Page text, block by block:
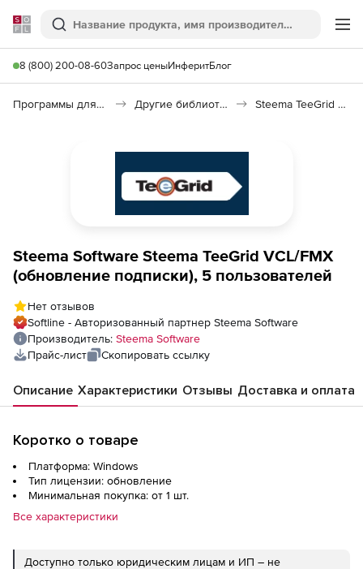
Softline
Поиск
8 (800) 200-08-60Запрос ценыИнферитБлог
Программы для программирования Другие библиотеки Steema TeeGrid VCL/FMX
Steema Software Steema TeeGrid VCL/FMX
(обновление подписки), 5 пользователей
Нет отзывов
Softline - Авторизованный партнер Steema Software
Производитель: Steema Software
Прайс-лист
Скопировать ссылку
Описание Характеристики Отзывы Доставка и оплата
Коротко о товаре
Платформа: Windows
Тип лицензии: обновление
Минимальная покупка: от 1 шт.
Все характеристики
Доступно только юридическим лицам и ИП – не